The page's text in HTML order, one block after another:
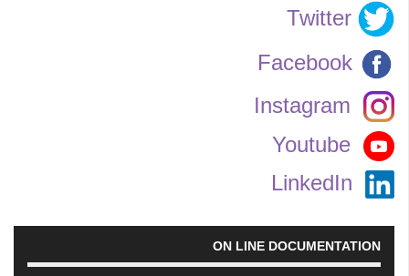
Instagram
Youtube
LinkedIn
ON LINE DOCUMENTATION